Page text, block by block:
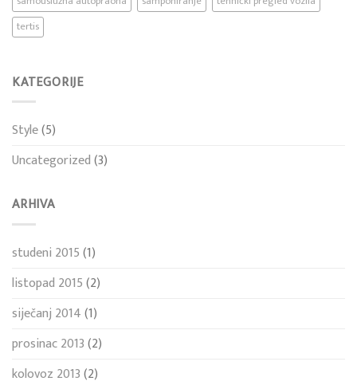
tertis
KATEGORIJE
Style(5)
Uncategorized(3)
ARHIVA
studeni 2015(1)
listopad 2015(2)
siječanj 2014(1)
prosinac 2013(2)
kolovoz 2013(2)